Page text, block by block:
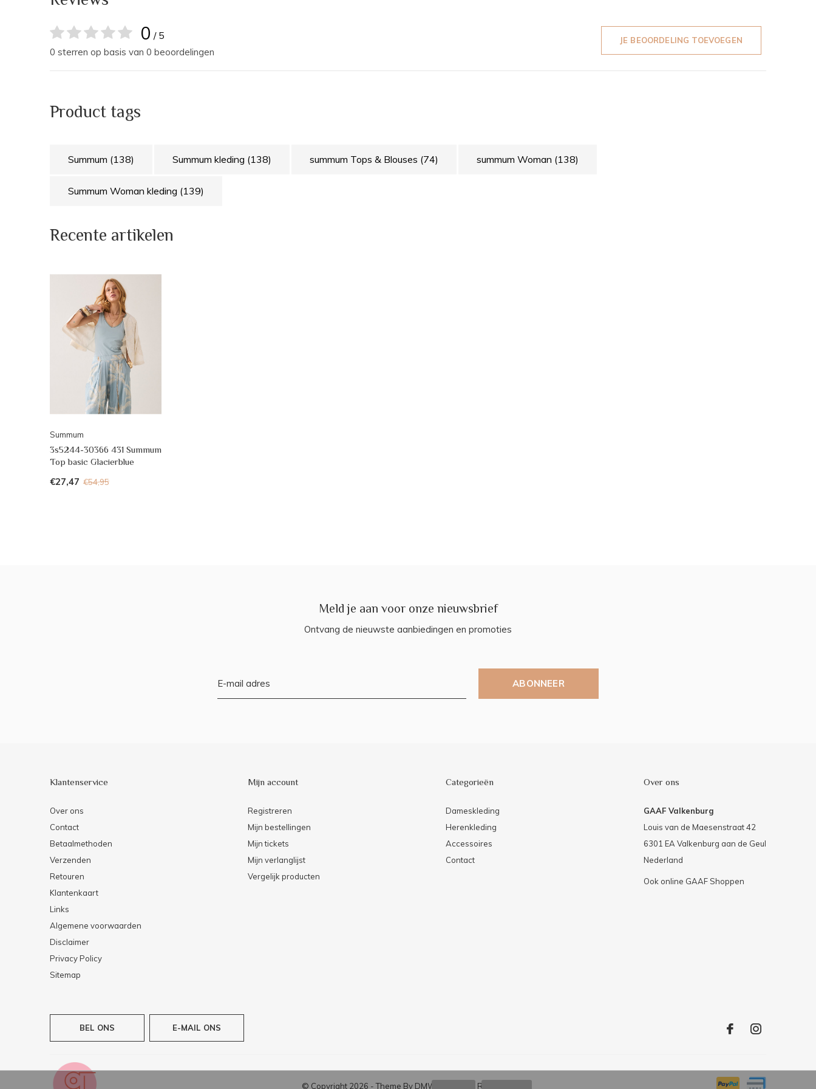
0 / 5
0 sterren op basis van 0 beoordelingen
JE BEOORDELING TOEVOEGEN
Product tags
Summum (138) Summum kleding (138) summum Tops & Blouses (74) summum Woman (138)
Summum Woman kleding (139)
Recente artikelen
Summum
3s5244-30366 431 Summum
Top basic Glacierblue
€27,47 €54,95
Meld je aan voor onze nieuwsbrief
Ontvang de nieuwste aanbiedingen en promoties
ABONNEER
Klantenservice
Over ons
Contact
Betaalmethoden
Verzenden
Retouren
Klantenkaart
Links
Algemene voorwaarden
Disclaimer
Privacy Policy
Sitemap
Mijn account
Registreren
Mijn bestellingen
Mijn tickets
Mijn verlanglijst
Vergelijk producten
Categorieën
Dameskleding
Herenkleding
Accessoires
Contact
Over ons
GAAF Valkenburg
Louis van de Maesenstraat 42
6301 EA Valkenburg aan de Geul
Nederland
Ook online GAAF Shoppen
BEL ONS E-MAIL ONS
© Copyright 2026 - Theme By DMWS RSS-feed